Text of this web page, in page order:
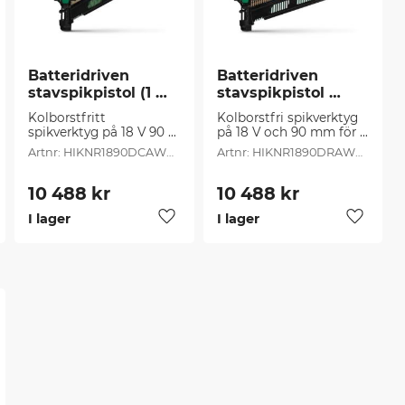
till i favoriter
Batteridriven
stavspikpistol (1
st/frp)
Kolborstfritt
spikverktyg på 18 V 90
mm, för spik från 30°–
34°
HIKNR1890DCAWQZ
10 488 kr
Lägg till i favoriter
I lager
Batteridriven
stavspikpistol
HIKOKI (1 st/frp)
Kolborstfri spikverktyg
på 18 V och 90 mm för
spikar på 21°
HIKNR1890DRAWQZ
10 488 kr
Lägg
I lager